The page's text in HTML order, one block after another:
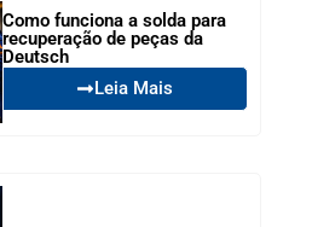
Como funciona a solda para
recuperação de peças da
Deutsch
Leia Mais